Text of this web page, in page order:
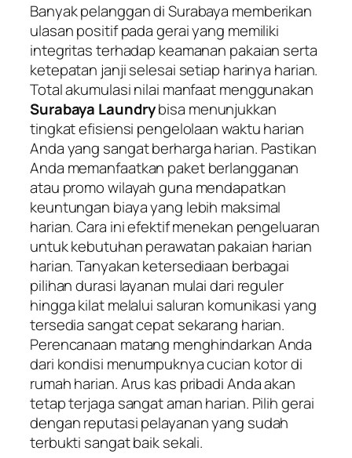
Banyak pelanggan di Surabaya memberikan
ulasan positif pada gerai yang memiliki
integritas terhadap keamanan pakaian serta
ketepatan janji selesai setiap harinya harian.
Total akumulasi nilai manfaat menggunakan
Surabaya Laundrybisa menunjukkan
tingkat efisiensi pengelolaan waktu harian
Anda yang sangat berharga harian. Pastikan
Anda memanfaatkan paket berlangganan
atau promo wilayah guna mendapatkan
keuntungan biaya yang lebih maksimal
harian. Cara ini efektif menekan pengeluaran
untuk kebutuhan perawatan pakaian harian
harian. Tanyakan ketersediaan berbagai
pilihan durasi layanan mulai dari reguler
hingga kilat melalui saluran komunikasi yang
tersedia sangat cepat sekarang harian.
Perencanaan matang menghindarkan Anda
dari kondisi menumpuknya cucian kotor di
rumah harian. Arus kas pribadi Anda akan
tetap terjaga sangat aman harian. Pilih gerai
dengan reputasi pelayanan yang sudah
terbukti sangat baik sekali.